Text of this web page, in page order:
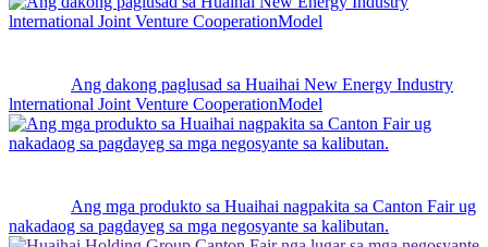
Ang dakong paglusad sa Huaihai New Energy Industry
lnternational Joint Venture CooperationModel
Ang mga produkto sa Huaihai nagpakita sa Canton Fair ug
nakadaog sa pagdayeg sa mga negosyante sa kalibutan.